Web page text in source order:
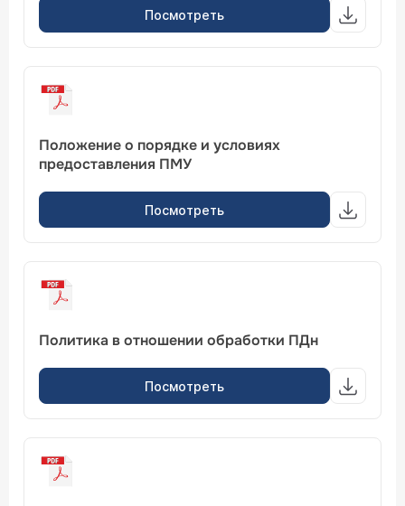
Посмотреть
Положение о порядке и условиях
предоставления ПМУ
Посмотреть
Политика в отношении обработки ПДн
Посмотреть